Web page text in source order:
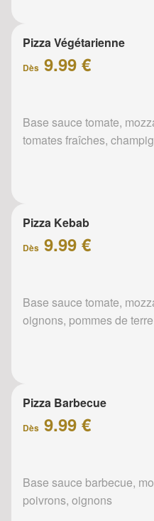
Pizza Végétarienne
Dès 9.99 €
Base sauce tomate,
tomates fraîches,
Pizza Kebab
Dès 9.99 €
Base sauce tomate,
oignons, pommes de terre
Pizza Barbecue
Dès 9.99 €
Base sauce barbecue,
poivrons, oignons